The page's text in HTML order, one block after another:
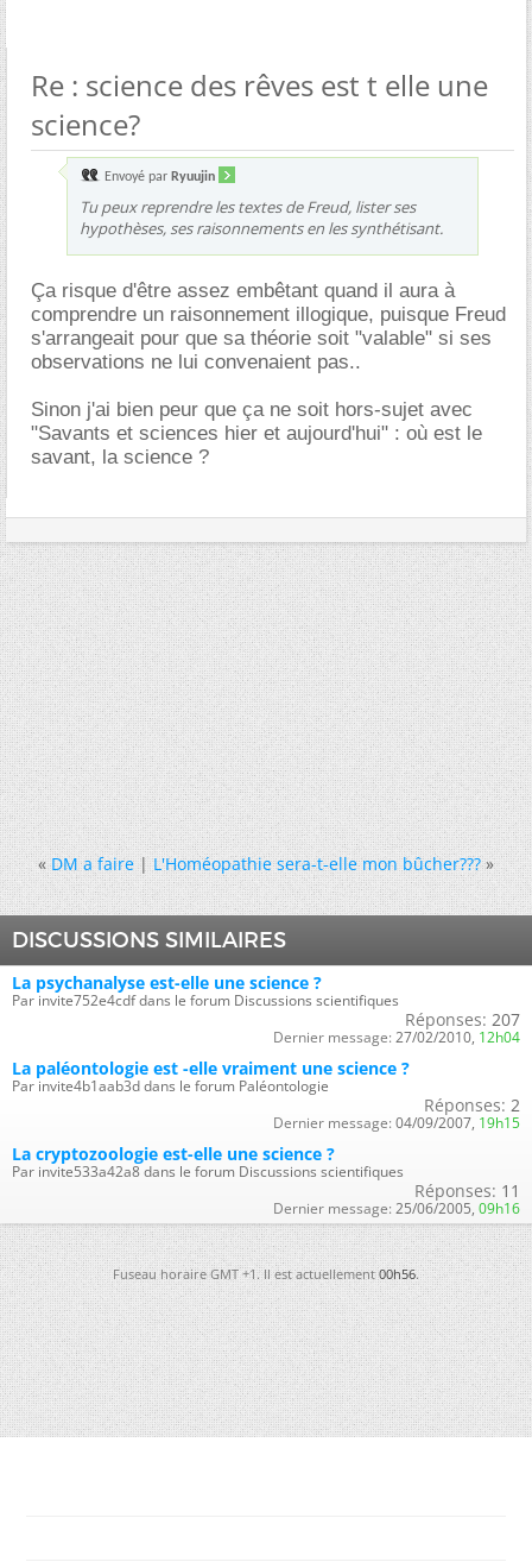
Re : science des rêves est t elle une
science?
Envoyé par Ryuujin
Tu peux reprendre les textes de Freud, lister ses
hypothèses, ses raisonnements en les synthétisant.
Ça risque d'être assez embêtant quand il aura à
comprendre un raisonnement illogique, puisque Freud
s'arrangeait pour que sa théorie soit "valable" si ses
observations ne lui convenaient pas..
Sinon j'ai bien peur que ça ne soit hors-sujet avec
"Savants et sciences hier et aujourd'hui" : où est le
savant, la science ?
« DM a faire|L'Homéopathie sera-t-elle mon bûcher??? »
DISCUSSIONS SIMILAIRES
La psychanalyse est-elle une science ?
Par invite752e4cdf dans le forum Discussions scientifiques
Réponses: 207
Dernier message: 27/02/2010, 12h04
La paléontologie est -elle vraiment une science ?
Par invite4b1aab3d dans le forum Paléontologie
Réponses: 2
Dernier message: 04/09/2007, 19h15
La cryptozoologie est-elle une science ?
Par invite533a42a8 dans le forum Discussions scientifiques
Réponses: 11
Dernier message: 25/06/2005, 09h16
Fuseau horaire GMT +1. Il est actuellement00h56.